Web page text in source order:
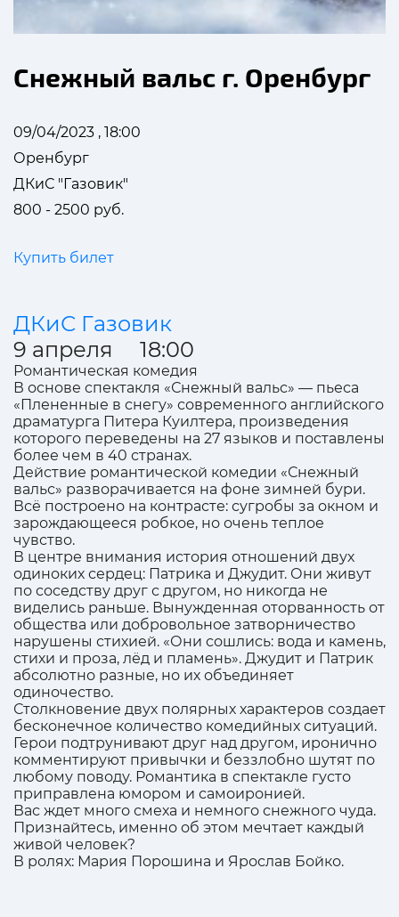
Снежный вальс г. Оренбург
09/04/2023 , 18:00
Оренбург
ДКиС "Газовик"
800 - 2500 руб.
Купить билет
ДКиС Газовик
9 апреля 18:00
Романтическая комедия
В основе спектакля «Снежный вальс» — пьеса
«Плененные в снегу» современного английского
драматурга Питера Куилтера, произведения
которого переведены на 27 языков и поставлены
более чем в 40 странах.
Действие романтической комедии «Снежный
вальс» разворачивается на фоне зимней бури.
Всё построено на контрасте: сугробы за окном и
зарождающееся робкое, но очень теплое
чувство.
В центре внимания история отношений двух
одиноких сердец: Патрика и Джудит. Они живут
по соседству друг с другом, но никогда не
виделись раньше. Вынужденная оторванность от
общества или добровольное затворничество
нарушены стихией. «Они сошлись: вода и камень,
стихи и проза, лёд и пламень». Джудит и Патрик
абсолютно разные, но их объединяет
одиночество.
Столкновение двух полярных характеров создает
бесконечное количество комедийных ситуаций.
Герои подтрунивают друг над другом, иронично
комментируют привычки и беззлобно шутят по
любому поводу. Романтика в спектакле густо
приправлена юмором и самоиронией.
Вас ждет много смеха и немного снежного чуда.
Признайтесь, именно об этом мечтает каждый
живой человек?
В ролях: Мария Порошина и Ярослав Бойко.